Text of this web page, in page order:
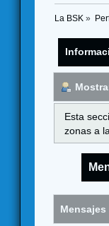
La BSK »
Esta
zonas a
Mensajes